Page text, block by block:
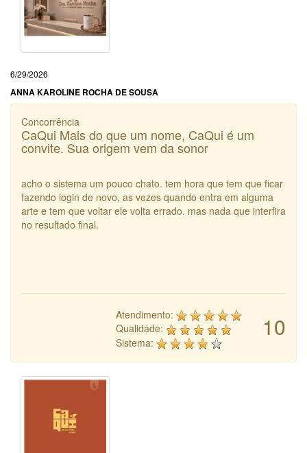
6/29/2026
ANNA KAROLINE ROCHA DE SOUSA
Concorrência
CaQui Mais do que um nome, CaQui é um
convite. Sua origem vem da sonor
acho o sistema um pouco chato. tem hora que tem que ficar
fazendo login de novo, as vezes quando entra em alguma
arte e tem que voltar ele volta errado. mas nada que interfira
no resultado final.
10
Atendimento:
Qualidade:
Sistema: